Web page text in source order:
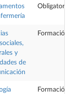
Obligatoria
y
de
Formación
Formación